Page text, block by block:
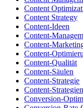
Content
Content Strategy
Content-Ideen
Content-
Content-
Content-
Content-Qualität
Content-Säulen
Content-Strategie
Content-Strategien
Conversion-